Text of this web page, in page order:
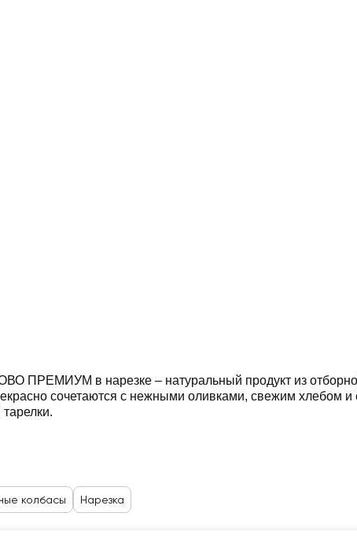
ПРЕМИУМ в нарезке – натуральный продукт из
сочетаются с нежными оливками, свежим
колбасы Нарезка